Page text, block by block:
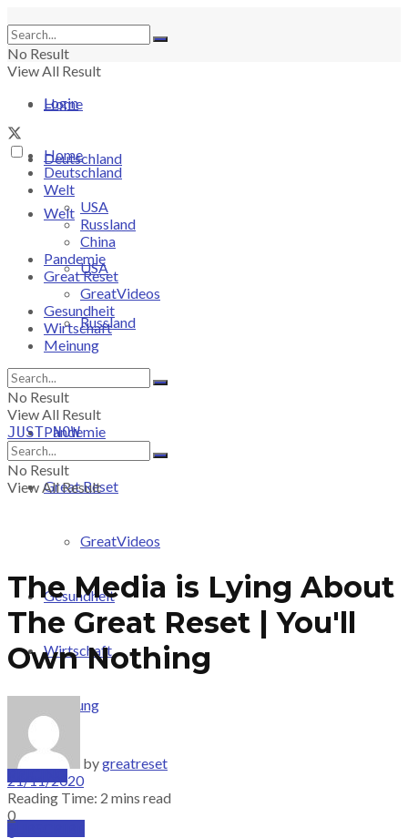
No Result
View All Result
Login
Home
Deutschland
Welt
USA
Russland
Pandemie
Great Reset
GreatVideos
Gesundheit
Wirtschaft
Meinung
PRICING
SUBSCRIBE
Home
Deutschland
Welt
USA
Russland
China
Pandemie
Great Reset
GreatVideos
Gesundheit
Wirtschaft
Meinung
No Result
View All Result
JUST-NOW
No Result
View All Result
The Media is Lying About
The Great Reset | You'll
Own Nothing
bygreatreset
21/11/2020
Reading Time: 2 mins read
0